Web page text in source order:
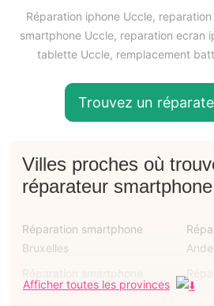
Réparation iphone Uccle,
smartphone Uccle, reparation ecran
tablette Uccle, remplacement
Trouvez un
Villes proches où
réparateur smartphone
Réparation smartphone
Bruxelles
Schaerbeek
Afficher toutes les provinces